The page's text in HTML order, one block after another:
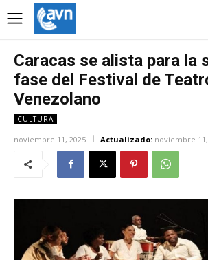
Caracas se alista para la
fase del Festival de
Venezolano
CULTURA
noviembre 11, 2025 Actualizado: noviembre